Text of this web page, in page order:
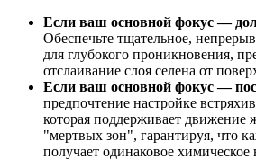
Если ваш основной фокус —
Обеспечьте тщательное,
для глубокого проникновения,
отслаивание слоя селена от
Если ваш основной фокус —
предпочтение настройке
которая поддерживает движение
"мертвых зон", гарантируя, что
получает одинаковое химическое